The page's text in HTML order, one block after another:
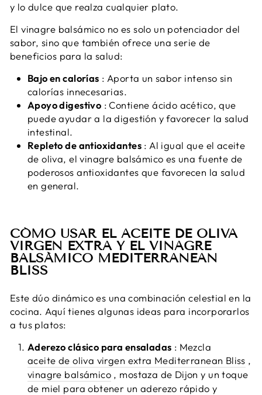
y lo dulce que realza cualquier plato.
El vinagre balsámico no es solo un potenciador del
sabor, sino que también ofrece una serie de
beneficios para la salud:
Bajo en calorías : Aporta un sabor intenso sin
calorías innecesarias.
Apoyo digestivo : Contiene ácido acético, que
puede ayudar a la digestión y favorecer la salud
intestinal.
Repleto de antioxidantes: Al igual que el aceite
de oliva, el vinagre balsámico es una fuente de
poderosos antioxidantes que favorecen la salud
en general.
CÓMO USAR EL ACEITE DE OLIVA
VIRGEN EXTRA Y EL VINAGRE
BALSÁMICO MEDITERRANEAN
BLISS
Este dúo dinámico es una combinación celestial en la
cocina. Aquí tienes algunas ideas para incorporarlos
a tus platos:
Aderezo clásico para ensaladas : Mezcla
aceite de oliva virgen extra Mediterranean Bliss ,
vinagre balsámico , mostaza de Dijon y un toque
de miel para obtener un aderezo rápido y